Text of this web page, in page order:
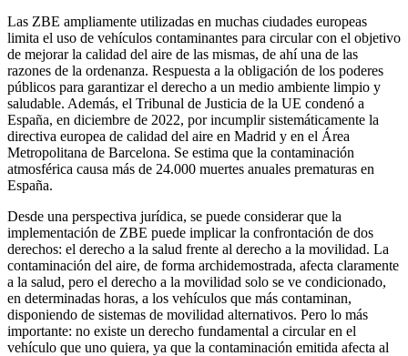
Las ZBE ampliamente utilizadas en muchas ciudades europeas
limita el uso de vehículos contaminantes para circular con el objetivo
de mejorar la calidad del aire de las mismas, de ahí una de las
razones de la ordenanza. Respuesta a la obligación de los poderes
públicos para garantizar el derecho a un medio ambiente limpio y
saludable. Además, el Tribunal de Justicia de la UE condenó a
España, en diciembre de 2022, por incumplir sistemáticamente la
directiva europea de calidad del aire en Madrid y en el Área
Metropolitana de Barcelona. Se estima que la contaminación
atmosférica causa más de 24.000 muertes anuales prematuras en
España.
Desde una perspectiva jurídica, se puede considerar que la
implementación de ZBE puede implicar la confrontación de dos
derechos: el derecho a la salud frente al derecho a la movilidad. La
contaminación del aire, de forma archidemostrada, afecta claramente
a la salud, pero el derecho a la movilidad solo se ve condicionado,
en determinadas horas, a los vehículos que más contaminan,
disponiendo de sistemas de movilidad alternativos. Pero lo más
importante: no existe un derecho fundamental a circular en el
vehículo que uno quiera, ya que la contaminación emitida afecta al